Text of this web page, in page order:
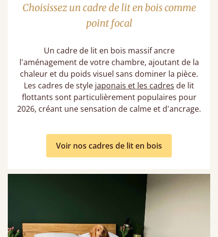
Choisissez un cadre de lit en bois comme
point focal
Un cadre de lit en bois massif ancre
l'aménagement de votre chambre, ajoutant de la
chaleur et du poids visuel sans dominer la pièce.
Les cadres de style japonais et les cadres de lit
flottants sont particulièrement populaires pour
2026, créant une sensation de calme et d'ancrage.
Voir nos cadres de lit en bois